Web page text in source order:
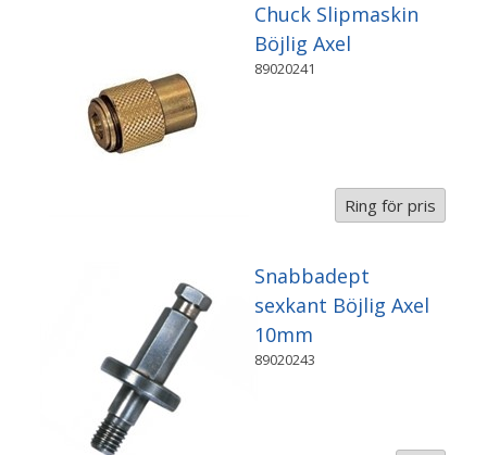
Chuck Slipmaskin
Böjlig Axel
89020241
Ring för pris
Snabbadept
sexkant Böjlig Axel
10mm
89020243